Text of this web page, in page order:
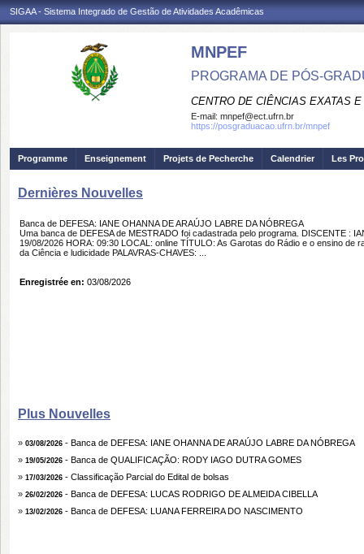
SIGAA - Sistema Integrado de Gestão de Atividades Acadêmicas
MNPEF
PROGRAMA DE PÓS-
CENTRO DE CIÊNCIAS EXATAS
E-mail: mnpef@ect.ufrn.br
https://posgraduacao.ufrn.br/mnpef
Programme Enseignement Projets de Pecherche Calendrier Les
Dernières Nouvelles
Banca de DEFESA: IANE OHANNA DE ARAÚJO LABRE DA NÓBREGA
Uma banca de DEFESA de MESTRADO foi cadastrada pelo programa. DISCENTE :
19/08/2026 HORA: 09:30 LOCAL: online TÍTULO: As Garotas do Rádio e o ensino de
da Ciência e ludicidade PALAVRAS-CHAVES: ...
Enregistrée en: 03/08/2026
Plus Nouvelles
» 03/08/2026 - Banca de DEFESA: IANE OHANNA DE ARAÚJO LABRE DA NÓBREGA
» 19/05/2026 - Banca de QUALIFICAÇÃO: RODY IAGO DUTRA GOMES
» 17/03/2026 - Classificação Parcial do Edital de bolsas
» 26/02/2026 - Banca de DEFESA: LUCAS RODRIGO DE ALMEIDA CIBELLA
» 13/02/2026 - Banca de DEFESA: LUANA FERREIRA DO NASCIMENTO